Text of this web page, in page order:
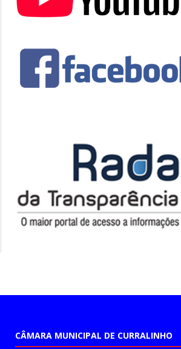
CÂMARA MUNICIPAL DE CURRALINHO